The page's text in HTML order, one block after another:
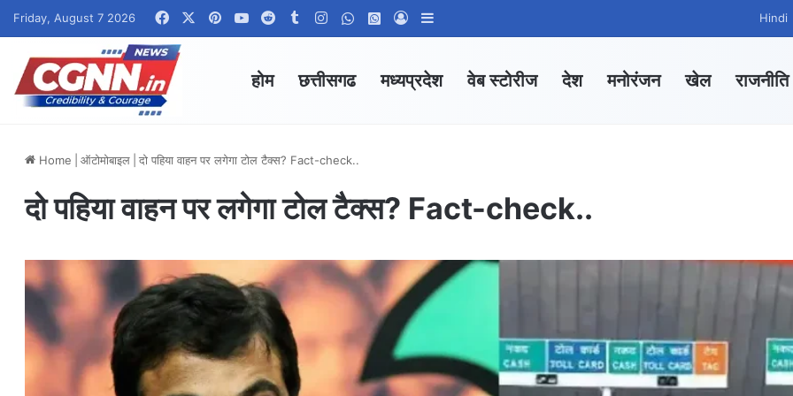
Friday, August 7 2026 FacebookPinterestYouTubeRedditTumblrInstagramWhatsApp Channel
WhatsApp Group
Log In Hindi
होम छत्तीसगढ मध्यप्रदेश वेब स्टोरीज देश मनोरंजन खेल राजनीति
Home ऑटोमोबाइल दो पहिया वाहन पर लगेगा टोल टैक्स? Fact-check..
दो पहिया वाहन पर लगेगा टोल टैक्स? Fact-check..